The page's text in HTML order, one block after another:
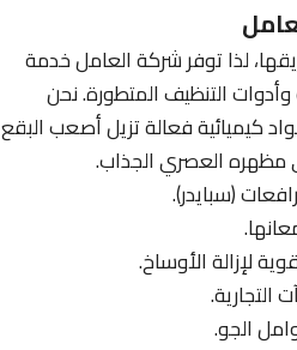
لذا توفر شركة العامل خدمة
وأدوات التنظيف المتطورة. نحن
كيميائية فعالة تزيل أصعب البقع
مظهره العصري الجذاب.
(سبايدر).
لإزالة الأوساخ.
التجارية.
الجو.